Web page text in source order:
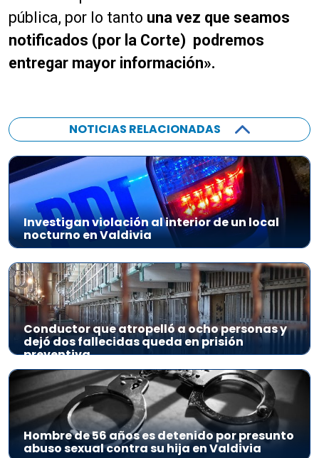
pública, por lo tanto una vez que seamos
notificados (por la Corte) podremos
entregar mayor información».
NOTICIAS RELACIONADAS
Investigan violación al interior de un local
nocturno en Valdivia
Conductor que atropelló a ocho personas y
dejó dos fallecidas queda en prisión
preventiva
Hombre de 56 años es detenido por presunto
abuso sexual contra su hija en Valdivia